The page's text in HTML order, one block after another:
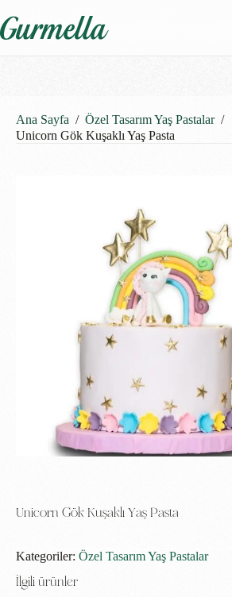
Ana Sayfa / Özel Tasarım Yaş Pastalar /
Unicorn Gök Kuşaklı Yaş Pasta
Unicorn Gök Kuşaklı Yaş Pasta
Kategoriler: Özel Tasarım Yaş Pastalar
İlgili ürünler